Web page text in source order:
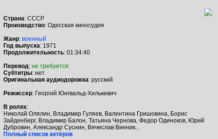
Страна: СССР
Производство: Одесская киносудия
Жанр: военный
Год выпуска: 1971
Продолжительность: 01:34:40
Перевод: не требуется
Субтитры: нет
Оригинальная аудиодорожка: русский
Режиссер: Георгий Юнгвальд-Хилькевич
В ролях:
Николай Олялин, Владимир Гуляев, Валентина Гришокина, Борис
Зайденберг, Владимир Балон, Татьяна Чернова, Федор Одиноков, Юрий
Дубровин, Александр Суснин, Вячеслав Винник...
Полный список актёров